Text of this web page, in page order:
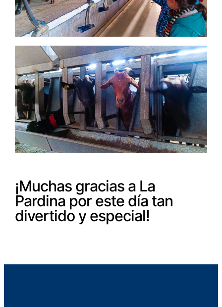
¡Muchas gracias a La
Pardina por este día tan
divertido y especial!